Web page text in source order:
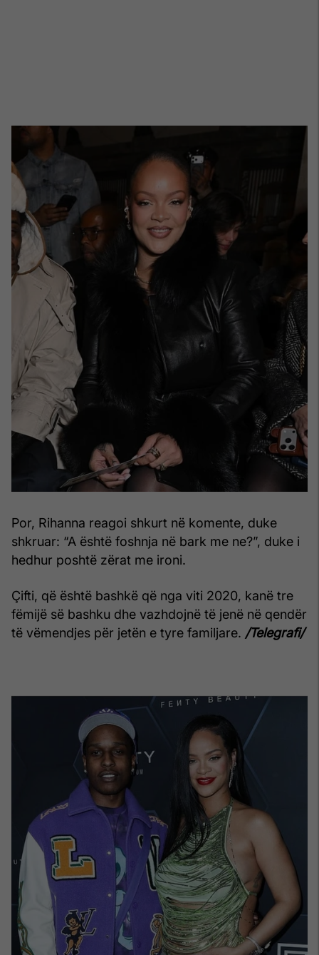
Por, Rihanna reagoi shkurt në komente, duke
shkruar: “A është foshnja në bark me ne?”, duke i
hedhur poshtë zërat me ironi.
Çifti, që është bashkë që nga viti 2020, kanë tre
fëmijë së bashku dhe vazhdojnë të jenë në qendër
të vëmendjes për jetën e tyre familjare. /Telegrafi/